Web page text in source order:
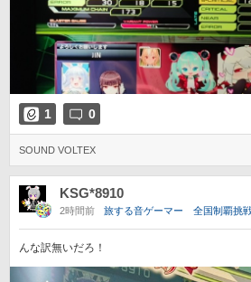
1 0
SOUND VOLTEX
KSG*8910
2時間前 旅する音ゲーマー 全国制覇挑戦
んな訳無いだろ！